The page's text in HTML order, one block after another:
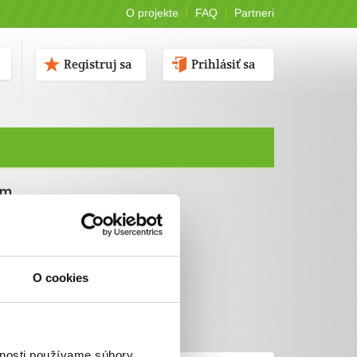
O cookies
O projekte FAQ Partneri
Prihlásiť sa
Registruj sa